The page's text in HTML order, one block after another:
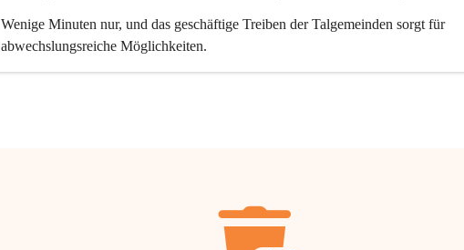
Wenige Minuten nur, und das geschäftige Treiben der Talgemeinden sorgt für
abwechslungsreiche Möglichkeiten.